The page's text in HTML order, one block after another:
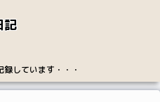
記
しています・・・